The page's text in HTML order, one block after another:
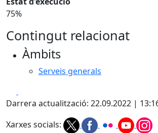
75%
Contingut relacionat
Àmbits
Serveis generals
Darrera actualització: 22.09.2022 |
Xarxes socials: